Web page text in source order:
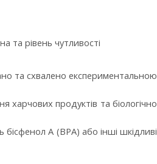
та рівень чутливості
та схвалено експериментальною
харчових продуктів та біологічно
А (BPA) або інші шкідливі